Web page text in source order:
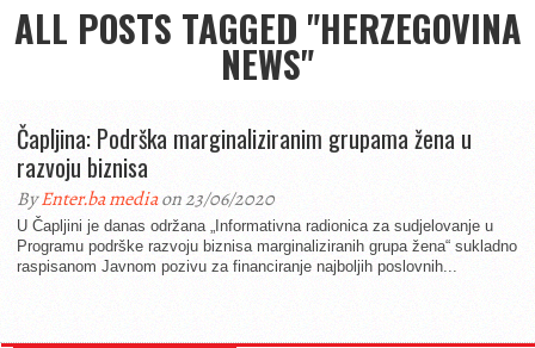
ALL POSTS TAGGED "HERZEGOVINA
NEWS"
Čapljina: Podrška marginaliziranim grupama žena u
razvoju biznisa
ByEnter.ba mediaon 23/06/2020
U Čapljini je danas održana „Informativna radionica za sudjelovanje u
Programu podrške razvoju biznisa marginaliziranih grupa žena“ sukladno
raspisanom Javnom pozivu za financiranje najboljih poslovnih...